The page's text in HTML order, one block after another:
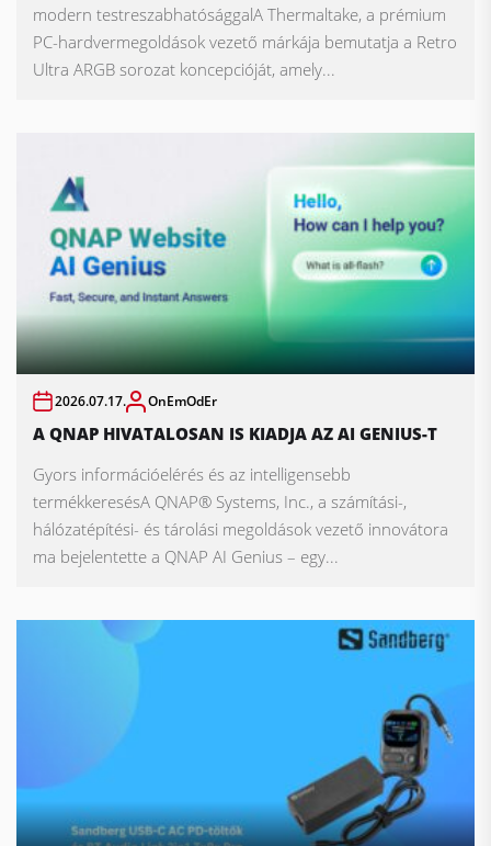
modern testreszabhatósággalA Thermaltake, a prémium
PC-hardvermegoldások vezető márkája bemutatja a Retro
Ultra ARGB sorozat koncepcióját, amely...
2026.07.17. OnEmOdEr
A QNAP HIVATALOSAN IS KIADJA AZ AI GENIUS-T
Gyors információelérés és az intelligensebb
termékkeresésA QNAP® Systems, Inc., a számítási-,
hálózatépítési- és tárolási megoldások vezető innovátora
ma bejelentette a QNAP AI Genius – egy...